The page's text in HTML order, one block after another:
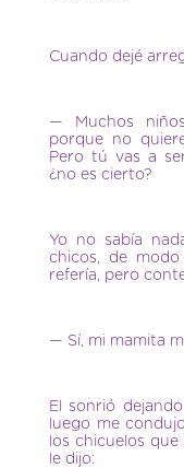
Cuando dejé
— Muchos
porque no
Pero tú vas a
¿no es cierto?
Yo no sabía
chicos, de
refería, pero
— Sí, mi mamita
El sonrió
luego me
los chicuelos
le dijo: